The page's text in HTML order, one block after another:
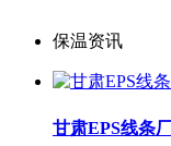
保温资讯
甘肃EPS线条